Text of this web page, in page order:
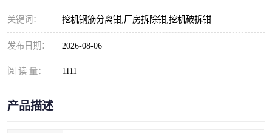
关键词： 挖机钢筋分离钳,厂房拆除钳,挖机破拆钳
发布日期： 2026-08-06
阅 读 量： 1111
产品描述